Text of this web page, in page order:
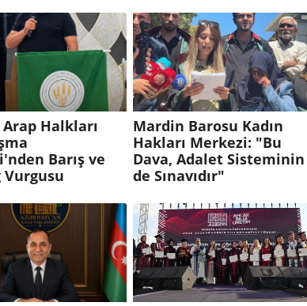
Halkları
Barış ve
Vurgusu
Mardin Barosu Kadın
Hakları Merkezi: "Bu
Dava, Adalet Sisteminin
de Sınavıdır"